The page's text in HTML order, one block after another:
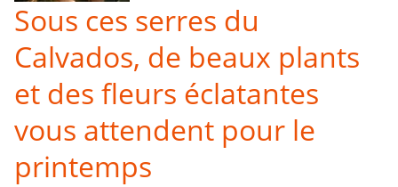
Sous ces serres du
Calvados, de beaux plants
et des fleurs éclatantes
vous attendent pour le
printemps